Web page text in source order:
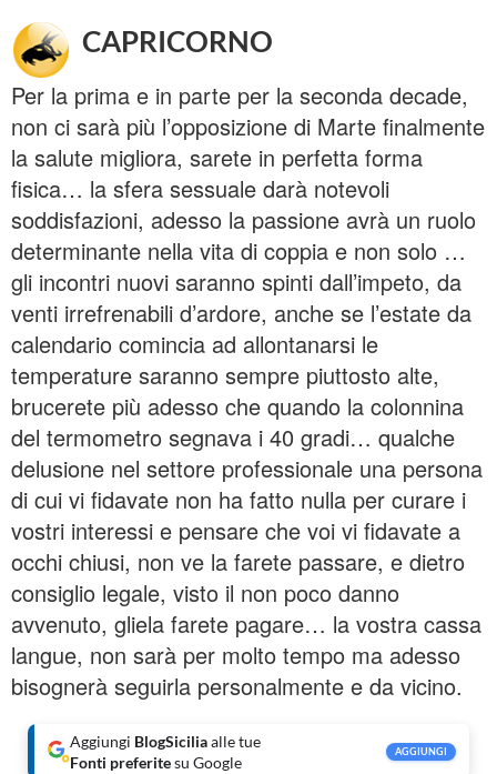
CAPRICORNO
Per la prima e in parte per la seconda decade,
non ci sarà più l’opposizione di Marte finalmente
la salute migliora, sarete in perfetta forma
fisica… la sfera sessuale darà notevoli
soddisfazioni, adesso la passione avrà un ruolo
determinante nella vita di coppia e non solo …
gli incontri nuovi saranno spinti dall’impeto, da
venti irrefrenabili d’ardore, anche se l’estate da
calendario comincia ad allontanarsi le
temperature saranno sempre piuttosto alte,
brucerete più adesso che quando la colonnina
del termometro segnava i 40 gradi… qualche
delusione nel settore professionale una persona
di cui vi fidavate non ha fatto nulla per curare i
vostri interessi e pensare che voi vi fidavate a
occhi chiusi, non ve la farete passare, e dietro
consiglio legale, visto il non poco danno
avvenuto, gliela farete pagare… la vostra cassa
langue, non sarà per molto tempo ma adesso
bisognerà seguirla personalmente e da vicino.
Aggiungi BlogSiciliaalle tue
Fonti preferitesu Google
AGGIUNGI